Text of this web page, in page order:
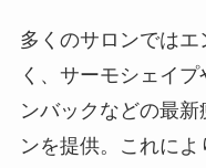
多くのサロンでは
く、サーモシェイ
ンバックなどの最
ンを提供。これに